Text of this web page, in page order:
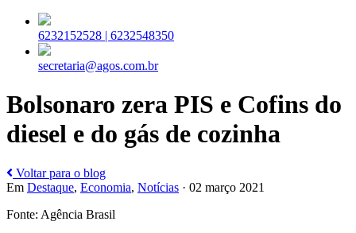
6232152528 | 6232548350
secretaria@agos.com.br
Bolsonaro zera PIS e Cofins do
diesel e do gás de cozinha
Voltar para o blog
Em Destaque, Economia, Notícias · 02 março 2021
Fonte: Agência Brasil